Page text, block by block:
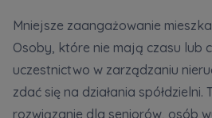
Mniejsze zaangażowanie
Osoby, które nie mają czasu lub
uczestnictwo w zarządzaniu
zdać się na działania spółdzielni.
rozwiązanie dla seniorów, osób